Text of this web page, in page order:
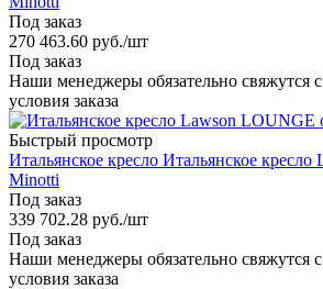
Под заказ
270 463.60 руб./шт
Под заказ
Наши менеджеры обязательно свяжутся
условия заказа
Быстрый просмотр
Итальянское кресло Итальянское
Minotti
Под заказ
339 702.28 руб./шт
Под заказ
Наши менеджеры обязательно свяжутся
условия заказа